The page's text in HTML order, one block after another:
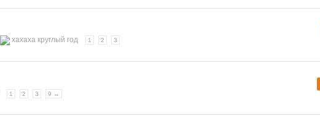
хахаха круглый год 1 2 3
1 2 3 9 →